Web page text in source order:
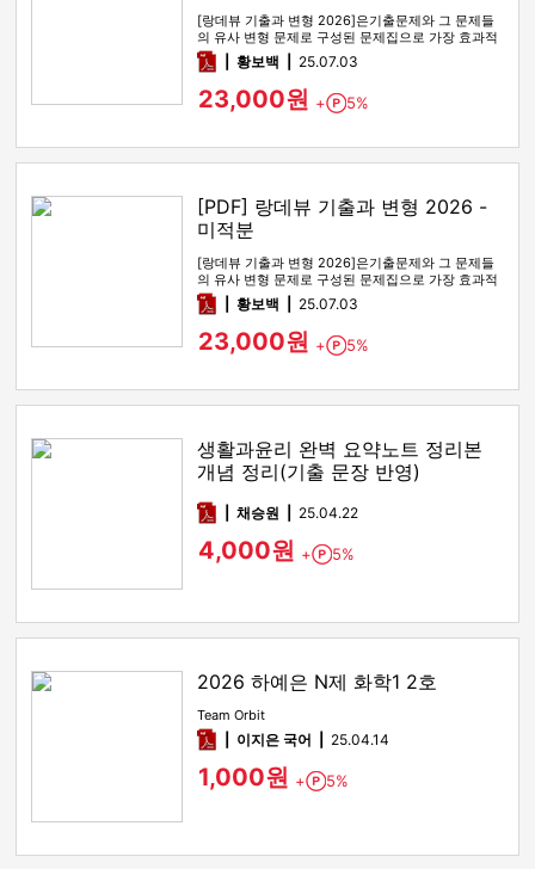
[랑데뷰 기출과 변형 2026]은기출문제와 그 문제들
의 유사 변형 문제로 구성된 문제집으로 가장 효과적
인 기출문제 공부 방법…
pdf황보백 25.07.03
23,000원 + Point
5%
[PDF] 랑데뷰 기출과 변형 2026 -
미적분
[랑데뷰 기출과 변형 2026]은기출문제와 그 문제들
의 유사 변형 문제로 구성된 문제집으로 가장 효과적
인 기출문제 공부 방법…
pdf황보백 25.07.03
23,000원 + Point
5%
생활과윤리 완벽 요약노트 정리본
개념 정리(기출 문장 반영)
pdf채승원 25.04.22
4,000원 + Point
5%
2026 하예은 N제 화학1 2호
Team Orbit
pdf이지은 국어 25.04.14
1,000원 + Point
5%